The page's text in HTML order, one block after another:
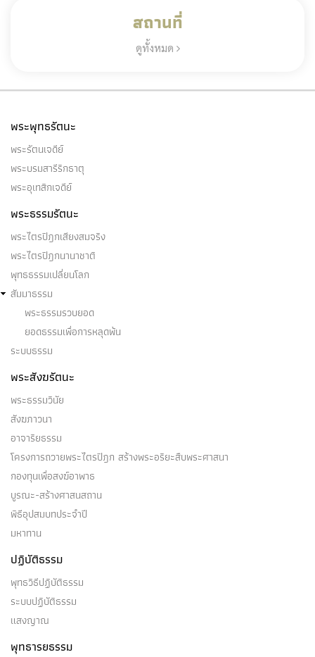
สถานที่
ดูทั้งหมด
พระพุทธรัตนะ
พระรัตนเจดีย์
พระบรมสารีริกธาตุ
พระอุเทสิกเจดีย์
พระธรรมรัตนะ
พระไตรปิฎกเสียงสมจริง
พระไตรปิฎกนานาชาติ
พุทธธรรมเปลี่ยนโลก
สัมมาธรรม
พระธรรมรวบยอด
ยอดธรรมเพื่อการหลุดพ้น
ระบบธรรม
พระสังฆรัตนะ
พระธรรมวินัย
สังฆภาวนา
อาจาริยธรรม
โครงการถวายพระไตรปิฎก สร้างพระอริยะสืบพระศาสนา
กองทุนเพื่อสงฆ์อาพาธ
บูรณะ-สร้างศาสนสถาน
พิธีอุปสมบทประจำปี
มหาทาน
ปฏิบัติธรรม
พุทธวิธีปฏิบัติธรรม
ระบบปฏิบัติธรรม
แสงญาณ
พุทธารยธรรม